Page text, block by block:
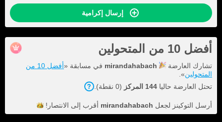
إرسال إكرامية
أفضل 10 من المتحولين
تشارك العارضة mirandahabach في مسابقة «
أفضل 10 من
المتحولين».
تحتل العارضة حاليا 144 المركز (0 نقطة).
أرسل التوكينز لجعل mirandahabach أقرب إلى الانتصار!